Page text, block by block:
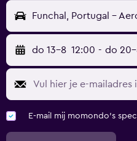
Funchal, Portugal -
do 13-8 12:00 - do
E-mail mij momondo's